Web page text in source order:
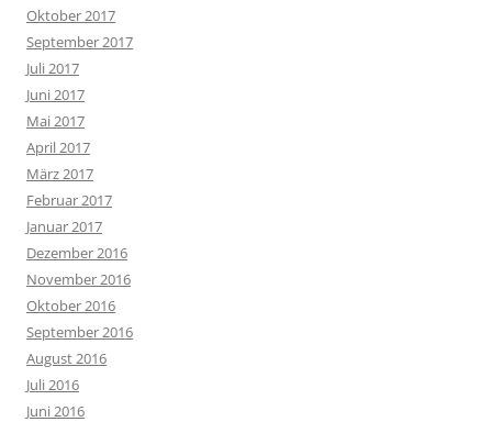
Oktober 2017
September 2017
Juli 2017
Juni 2017
Mai 2017
April 2017
März 2017
Februar 2017
Januar 2017
Dezember 2016
November 2016
Oktober 2016
September 2016
August 2016
Juli 2016
Juni 2016